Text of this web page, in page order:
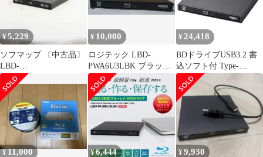
¥5,229
ソフマップ 〔中古品〕
LBD-
PME6U3LBK【262】
¥ 10,000
ロジテック LBD-
PWA6U3LBK ブラック
LA-10W5S-10
¥ 24,418
BDドライブUSB3.2 書
込ソフト付 Type-
CLBD-
PWB6U3CSBK【ロジテ
ック】
¥11,000 ¥6,444 ¥9,930